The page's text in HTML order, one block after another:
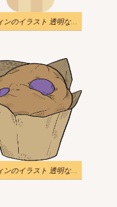
マフィンのイラスト 透明な背景 10
マフィンのイラスト 透明な背景 8